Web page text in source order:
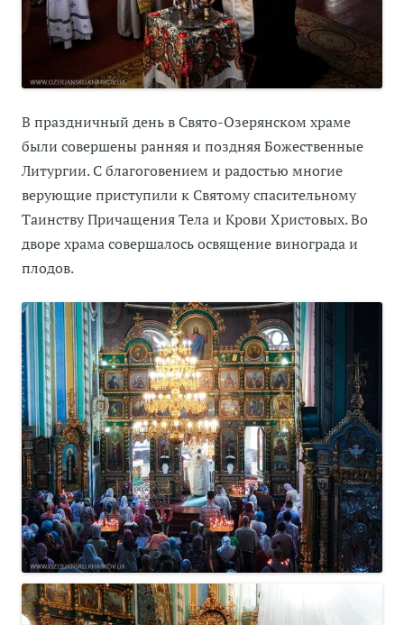
В праздничный день в Свято-Озерянском храме
были совершены ранняя и поздняя Божественные
Литургии. С благоговением и радостью многие
верующие приступили к Святому спасительному
Таинству Причащения Тела и Крови Христовых. Во
дворе храма совершалось освящение винограда и
плодов.